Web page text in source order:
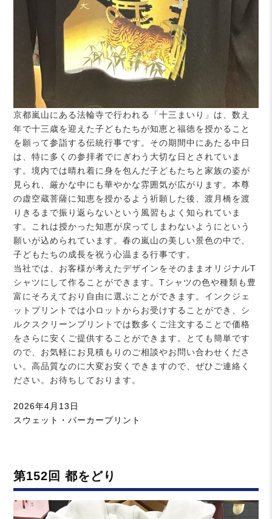
京都嵐山にある法輪寺で行われる「十三まいり」は、数え
年で十三歳を迎えた子どもたちが知恵と福徳を授かること
を願って参詣する伝統行事です。その期間中にあたる中日
は、特に多くの参拝者でにぎわう大切な日とされていま
す。境内では晴れ着に身を包んだ子どもたちと家族の姿が
見られ、厳かな中にも華やかな雰囲気が広がります。本尊
の虚空蔵菩薩に知恵を授かるよう祈願した後、渡月橋を渡
りきるまで振り返らないという風習もよく知られていま
す。これは授かった知恵が戻ってしまわないようにという
願いが込められています。春の嵐山の美しい景色の中で、
子どもたちの成長を祝う心温まる行事です。
当社では、お客様が考えたデザインをそのままオリジナルT
シャツにして作ることができます。Tシャツの色や種類も豊
富にそろえており自由に選ぶことができます。インクジェ
ットプリントでは小ロットからお受けすることができ、シ
ルクスクリーンプリントでは数多くご注文することで価格
をさらに安くご提供することができます。とても簡単です
ので、お気軽にお見積もりのご相談やお問い合わせくださ
い。高品質なのに大変お安くできますので、ぜひご連絡く
ださい。お待ちしております。
投
稿
2026年4月13日
カ
ー
スウェット・パーカープリント
第152回 都をどり